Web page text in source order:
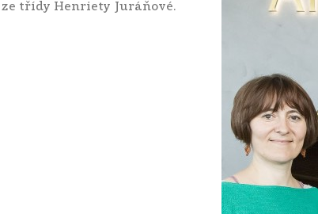
třídy Henriety Juráňové.